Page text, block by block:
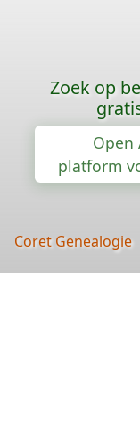
Zoek op
Open
platform
Coret Genealogie